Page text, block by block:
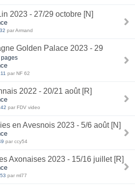
2023 - 27/29 octobre [N]
par Armand
Golden Palace 2023 - 29
pages
par NF 62
2022 - 20/21 août [R]
par FDV video
en Avesnois 2023 - 5/6 août [N]
par ccy54
Axonaises 2023 - 15/16 juillet [R]
par ml77